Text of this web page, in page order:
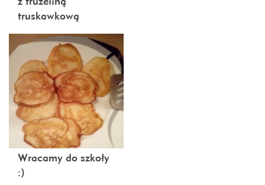
truskawkową
Wracamy do szkoły
:)